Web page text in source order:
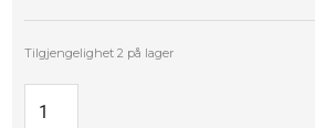
Tilgjengelighet 2 på lager
Citroën
Pallas